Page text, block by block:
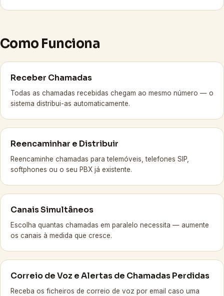
Como Funciona
Receber Chamadas
Todas as chamadas recebidas chegam ao mesmo número — o
sistema distribui-as automaticamente.
Reencaminhar e Distribuir
Reencaminhe chamadas para telemóveis, telefones SIP,
softphones ou o seu PBX já existente.
Canais Simultâneos
Escolha quantas chamadas em paralelo necessita — aumente
os canais à medida que cresce.
Correio de Voz e Alertas de Chamadas Perdidas
Receba os ficheiros de correio de voz por email caso uma